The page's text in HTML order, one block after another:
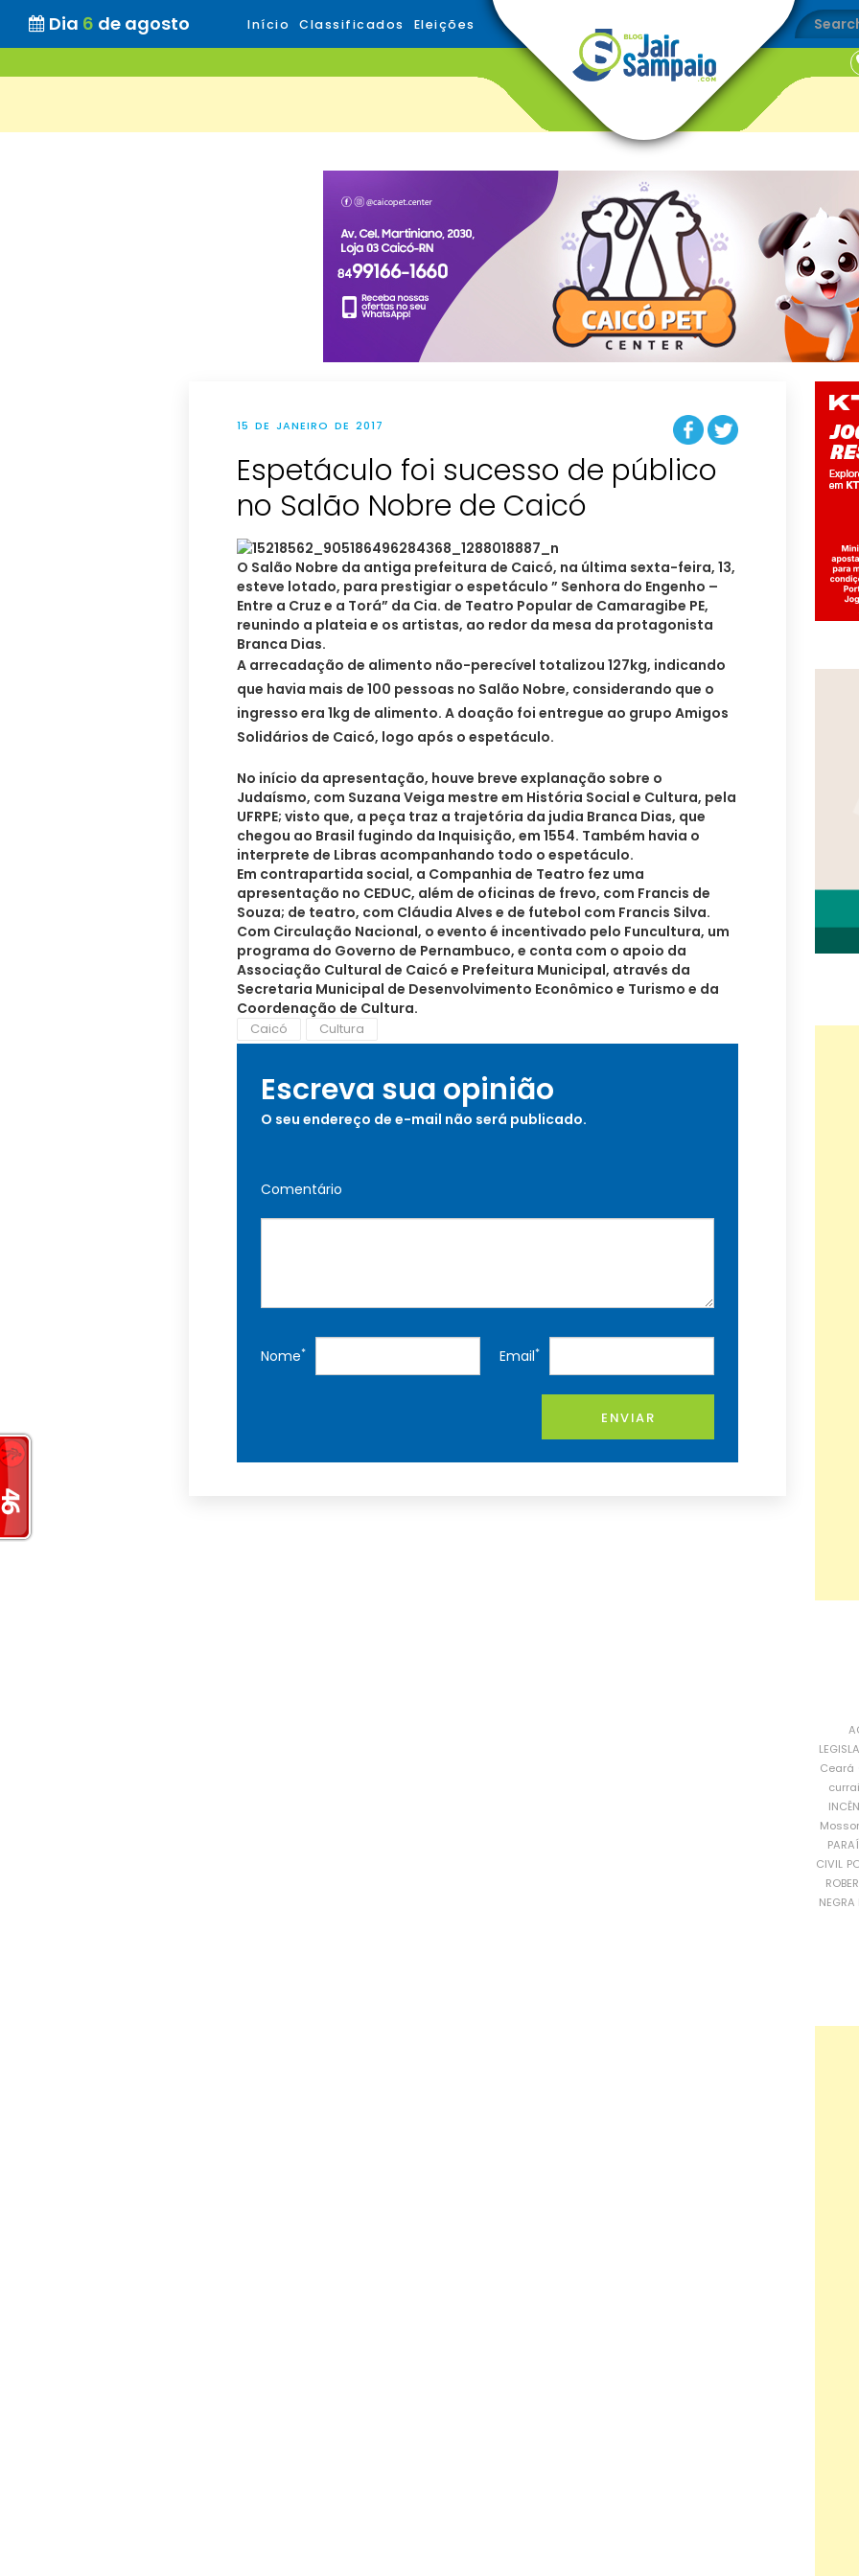
Dia 6 de agosto Início Classificados Eleições
15 DE JANEIRO DE 2017
Espetáculo foi sucesso de público
no Salão Nobre de Caicó
O Salão Nobre da antiga prefeitura de Caicó, na última sexta-feira, 13,
esteve lotado, para prestigiar o espetáculo ” Senhora do Engenho –
Entre a Cruz e a Torá” da Cia. de Teatro Popular de Camaragibe PE,
reunindo a plateia e os artistas, ao redor da mesa da protagonista
Branca Dias.
A arrecadação de alimento não-perecível totalizou 127kg, indicando
que havia mais de 100 pessoas no Salão Nobre, considerando que o
ingresso era 1kg de alimento. A doação foi entregue ao grupo Amigos
Solidários de Caicó, logo após o espetáculo.
No início da apresentação, houve breve explanação sobre o
Judaísmo, com Suzana Veiga mestre em História Social e Cultura, pela
UFRPE; visto que, a peça traz a trajetória da judia Branca Dias, que
chegou ao Brasil fugindo da Inquisição, em 1554. Também havia o
interprete de Libras acompanhando todo o espetáculo.
Em contrapartida social, a Companhia de Teatro fez uma
apresentação no CEDUC, além de oficinas de frevo, com Francis de
Souza; de teatro, com Cláudia Alves e de futebol com Francis Silva.
Com Circulação Nacional, o evento é incentivado pelo Funcultura, um
programa do Governo de Pernambuco, e conta com o apoio da
Associação Cultural de Caicó e Prefeitura Municipal, através da
Secretaria Municipal de Desenvolvimento Econômico e Turismo e da
Coordenação de Cultura.
Caicó Cultura
Escreva sua opinião
O seu endereço de e-mail não será publicado.
Comentário
Nome* Email*
ENVIAR
Ceará
CIVIL
NEGRA